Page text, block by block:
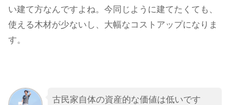
い建て方なんですよね。今同じように建てたくても、
使える木材が少ないし、大幅なコストアップになりま
す。
古民家自体の資産的な価値は低いです